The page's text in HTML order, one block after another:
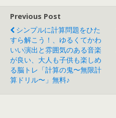
er
d
s
Previous Post
シンプルに計算問題をひた
すら解こう！、ゆるくてかわ
いい演出と雰囲気のある音楽
が良い、大人も子供も楽しめ
る脳トレ「計算の鬼〜無限計
算ドリル〜」無料♪